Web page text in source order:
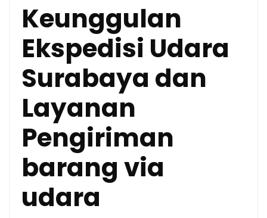
Keunggulan
Ekspedisi Udara
Surabaya dan
Layanan
Pengiriman
barang via
udara